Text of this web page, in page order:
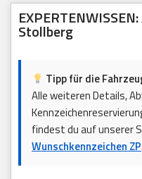
Stollberg
Tipp für die
Alle weiteren Details,
findest du auf unserer
Wunschkennzeichen ZP.